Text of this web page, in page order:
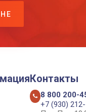
Контакты
8 800 200-
+7 (930)